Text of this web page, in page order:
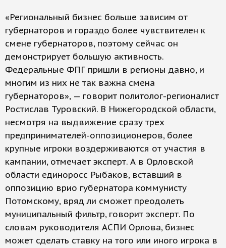
«Региональный бизнес больше зависим от
губернаторов и гораздо более чувствителен к
смене губернаторов, поэтому сейчас он
демонстрирует большую активность.
Федеральные ФПГ пришли в регионы давно, и
многим из них не так важна смена
губернаторов», — говорит политолог-регионалист
Ростислав Туровский. В Нижегородской области,
несмотря на выдвижение сразу трех
предпринимателей-оппозиционеров, более
крупные игроки воздерживаются от участия в
кампании, отмечает эксперт. А в Орловской
области единоросс Рыбаков, вставший в
оппозицию врио губернатора коммунисту
Потомскому, вряд ли сможет преодолеть
муниципальный фильтр, говорит эксперт. По
словам руководителя АСПИ Орлова, бизнес
может сделать ставку на того или иного игрока в